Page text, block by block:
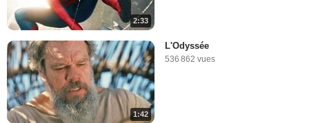
2:33
1:42
L'Odyssée
536 862 vues